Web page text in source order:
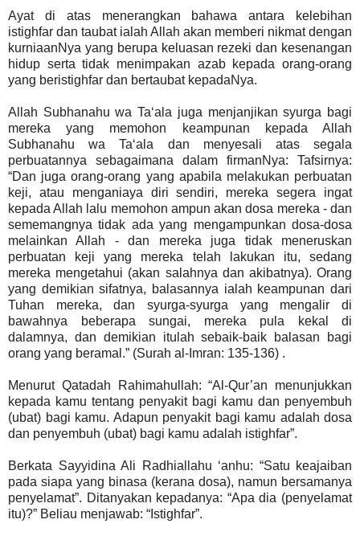
Ayat di atas menerangkan bahawa antara kelebihan
istighfar dan taubat ialah Allah akan memberi nikmat dengan
kurniaanNya yang berupa keluasan rezeki dan kesenangan
hidup serta tidak menimpakan azab kepada orang-orang
yang beristighfar dan bertaubat kepadaNya.
Allah Subhanahu wa Ta‘ala juga menjanjikan syurga bagi
mereka yang memohon keampunan kepada Allah
Subhanahu wa Ta‘ala dan menyesali atas segala
perbuatannya sebagaimana dalam firmanNya: Tafsirnya:
“Dan juga orang-orang yang apabila melakukan perbuatan
keji, atau menganiaya diri sendiri, mereka segera ingat
kepada Allah lalu memohon ampun akan dosa mereka - dan
sememangnya tidak ada yang mengampunkan dosa-dosa
melainkan Allah - dan mereka juga tidak meneruskan
perbuatan keji yang mereka telah lakukan itu, sedang
mereka mengetahui (akan salahnya dan akibatnya). Orang
yang demikian sifatnya, balasannya ialah keampunan dari
Tuhan mereka, dan syurga-syurga yang mengalir di
bawahnya beberapa sungai, mereka pula kekal di
dalamnya, dan demikian itulah sebaik-baik balasan bagi
orang yang beramal.” (Surah al-Imran: 135-136) .
Menurut Qatadah Rahimahullah: “Al-Qur’an menunjukkan
kepada kamu tentang penyakit bagi kamu dan penyembuh
(ubat) bagi kamu. Adapun penyakit bagi kamu adalah dosa
dan penyembuh (ubat) bagi kamu adalah istighfar”.
Berkata Sayyidina Ali Radhiallahu ‘anhu: “Satu keajaiban
pada siapa yang binasa (kerana dosa), namun bersamanya
penyelamat”. Ditanyakan kepadanya: “Apa dia (penyelamat
itu)?” Beliau menjawab: “Istighfar”.